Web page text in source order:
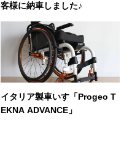
客様に納車しました♪
イタリア製車いす「Progeo T
EKNA ADVANCE」